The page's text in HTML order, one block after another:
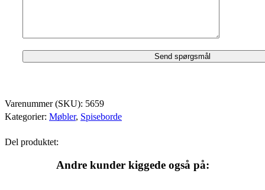
Varenummer (SKU): 5659
Kategorier: Møbler, Spiseborde
Del produktet:
Andre kunder kiggede også på: